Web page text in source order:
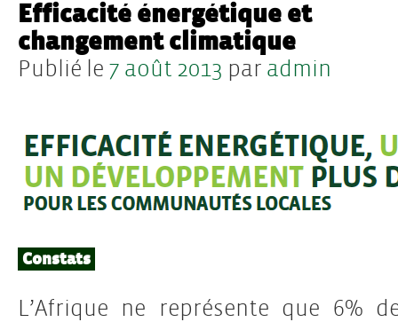
Efficacité énergétique et
changement climatique
Publié le 7 août 2013 par admin
Constats
L’Afrique ne représente que 6%